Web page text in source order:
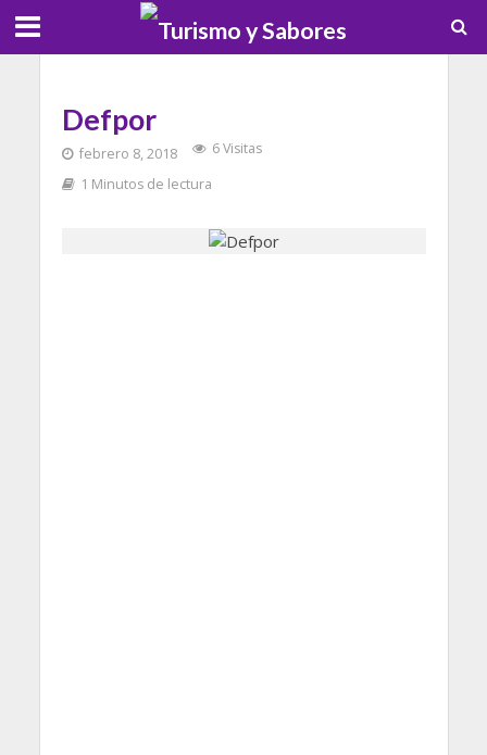
Defpor
febrero 8, 2018
6 Visitas
1 Minutos de lectura